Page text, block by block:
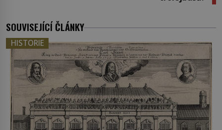
SOUVISEJÍCÍ ČLÁNKY
HISTORIE